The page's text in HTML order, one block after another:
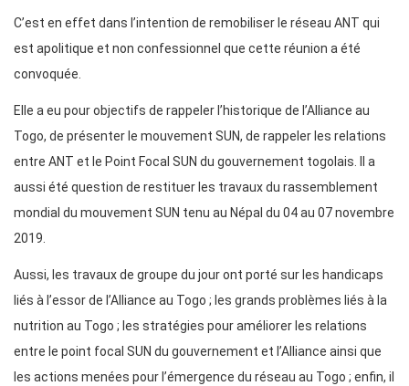
C’est en effet dans l’intention de remobiliser le réseau ANT qui
est apolitique et non confessionnel que cette réunion a été
convoquée.
Elle a eu pour objectifs de rappeler l’historique de l’Alliance au
Togo, de présenter le mouvement SUN, de rappeler les relations
entre ANT et le Point Focal SUN du gouvernement togolais. Il a
aussi été question de restituer les travaux du rassemblement
mondial du mouvement SUN tenu au Népal du 04 au 07 novembre
2019.
Aussi, les travaux de groupe du jour ont porté sur les handicaps
liés à l’essor de l’Alliance au Togo ; les grands problèmes liés à la
nutrition au Togo ; les stratégies pour améliorer les relations
entre le point focal SUN du gouvernement et l’Alliance ainsi que
les actions menées pour l’émergence du réseau au Togo ; enfin, il